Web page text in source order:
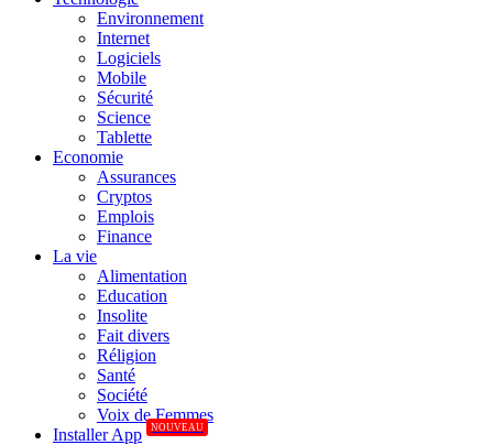
Environnement
Internet
Logiciels
Mobile
Sécurité
Science
Tablette
Economie
Assurances
Cryptos
Emplois
Finance
La vie
Alimentation
Education
Insolite
Fait divers
Réligion
Santé
Société
Voix de Femmes
Installer App
NOUVEAU